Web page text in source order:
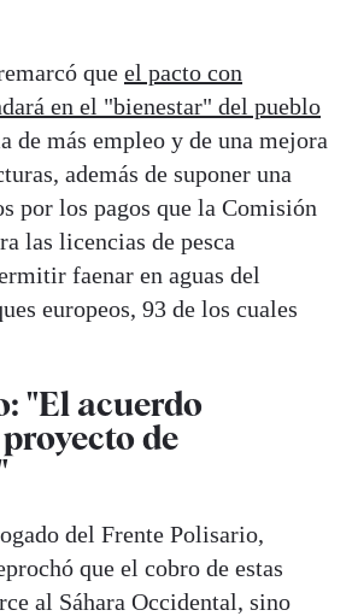
que el pacto con
en el "bienestar" del pueblo
de más empleo y de una mejora
además de suponer una
por los pagos que la Comisión
las licencias de pesca
faenar en aguas del
europeos, 93 de los cuales
"El acuerdo
de
del Frente Polisario,
que el cobro de estas
al Sáhara Occidental, sino